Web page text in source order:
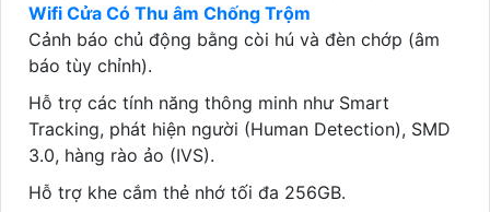
Wifi Cửa Có Thu âm Chống Trộm
Cảnh báo chủ động bằng còi hú và đèn chớp (âm
báo tùy chỉnh).
Hỗ trợ các tính năng thông minh như Smart
Tracking, phát hiện người (Human Detection), SMD
3.0, hàng rào ảo (IVS).
Hỗ trợ khe cắm thẻ nhớ tối đa 256GB.